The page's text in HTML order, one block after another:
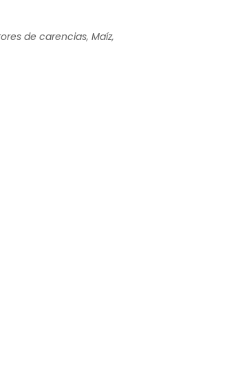
de carencias, Maíz,